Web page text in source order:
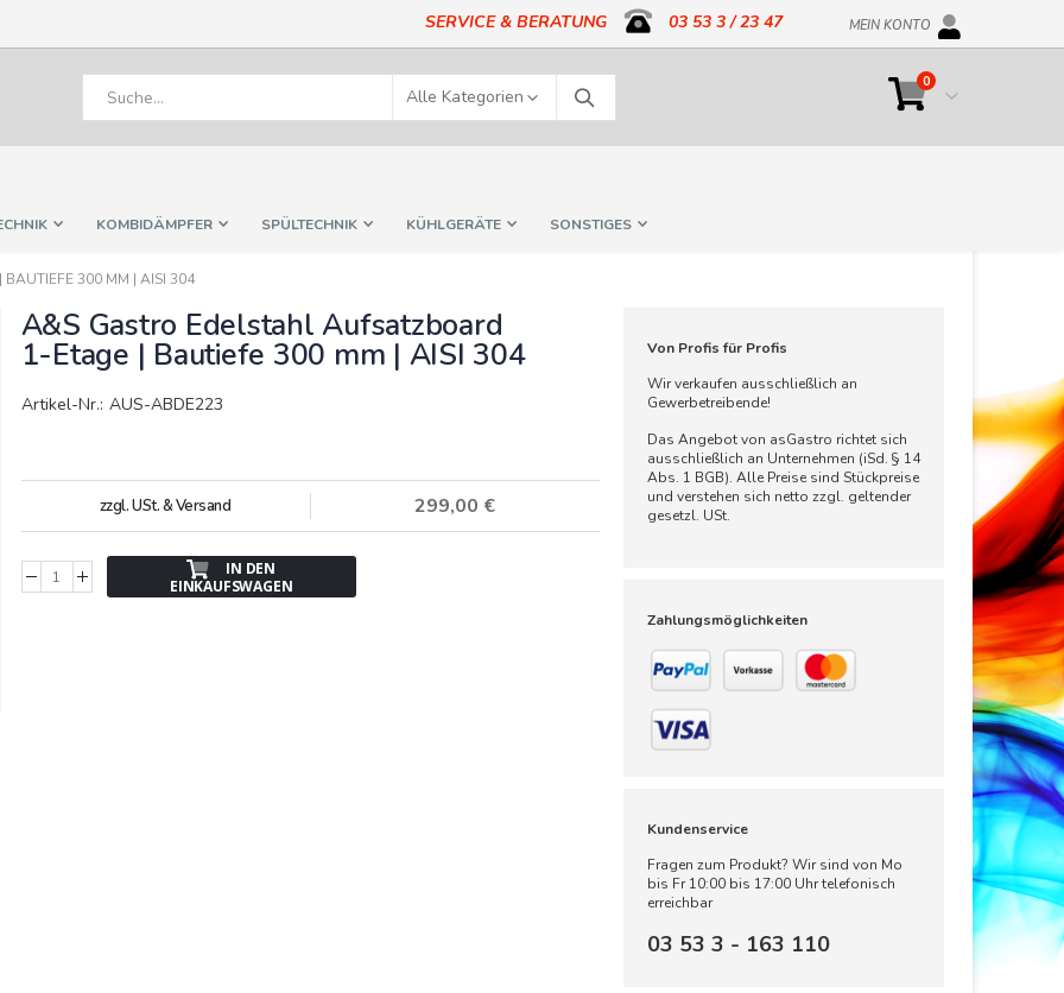
SERVICE & BERATUNG 03 53 3 / 23 47 MEIN KONTO
Cart
0Artikel
Suche
KOMBIDÄMPFER SPÜLTECHNIK KÜHLGERÄTE SONSTIGES
300 MM | AISI 304
A&S Gastro Edelstahl Aufsatzboard
1-Etage | Bautiefe 300 mm | AISI 304
Artikel-Nr.: AUS-ABDE223
299,00 €
zzgl. USt. & Versand
IN DEN
EINKAUFSWAGEN
Von Profis für Profis
Wir verkaufen ausschließlich an
Gewerbetreibende!
Das Angebot von asGastro richtet sich
ausschließlich an Unternehmen (iSd. § 14
Abs. 1 BGB). Alle Preise sind Stückpreise
und verstehen sich netto zzgl. geltender
gesetzl. USt.
Zahlungsmöglichkeiten
Kundenservice
Fragen zum Produkt? Wir sind von Mo
bis Fr 10:00 bis 17:00 Uhr telefonisch
erreichbar
03 53 3 - 163 110